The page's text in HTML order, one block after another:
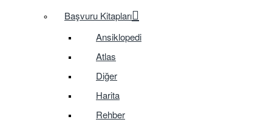
Başvuru Kitapları
Ansiklopedi
Atlas
Diğer
Harita
Rehber